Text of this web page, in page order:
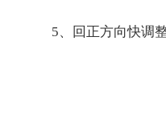
5、回正方向快调整